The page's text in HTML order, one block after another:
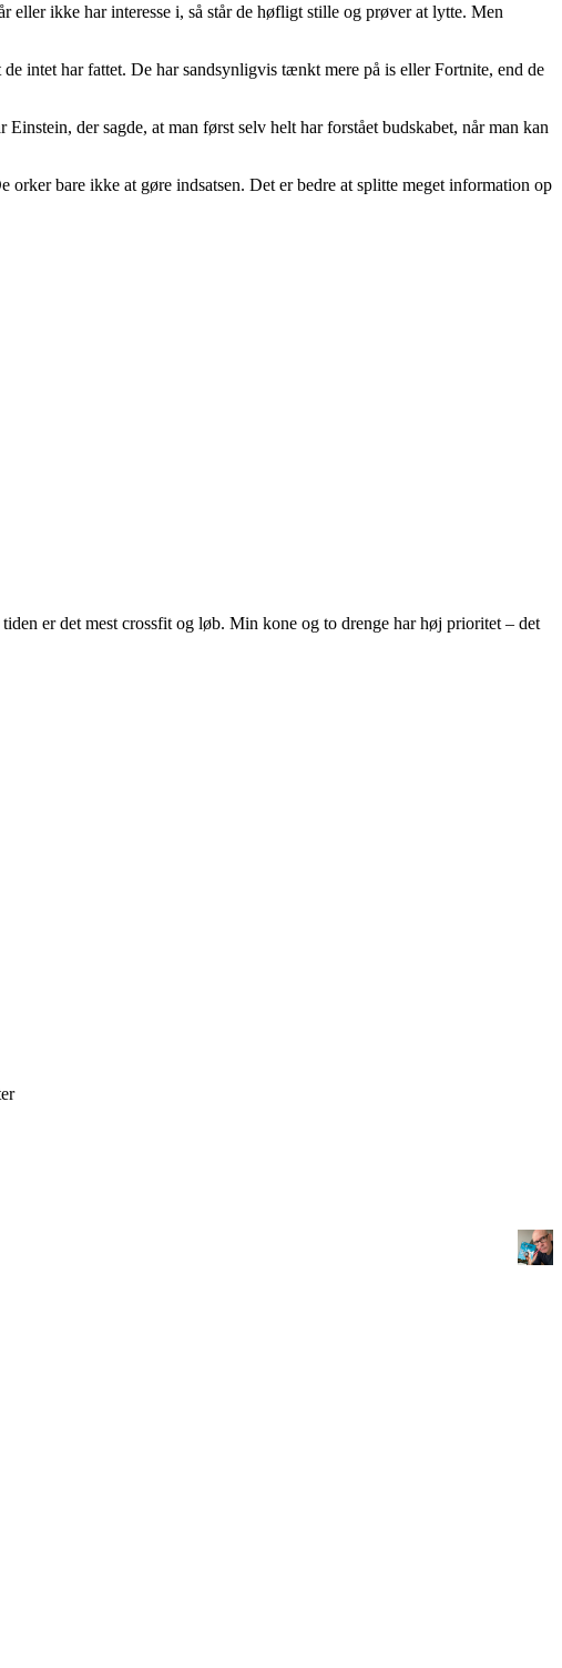
eller ikke har interesse i, så står de høfligt stille og prøver at lytte. Men
intet har fattet. De har sandsynligvis tænkt mere på is eller Fortnite, end de
der sagde, at man først selv helt har forstået budskabet, når man kan
bare ikke at gøre indsatsen. Det er bedre at splitte meget information op
er det mest crossfit og løb. Min kone og to drenge har høj prioritet – det